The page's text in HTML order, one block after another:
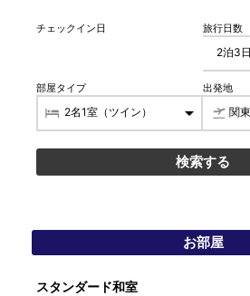
チェックイン日 旅行日数
部屋タイプ 出発地
お部屋
スタンダード和室